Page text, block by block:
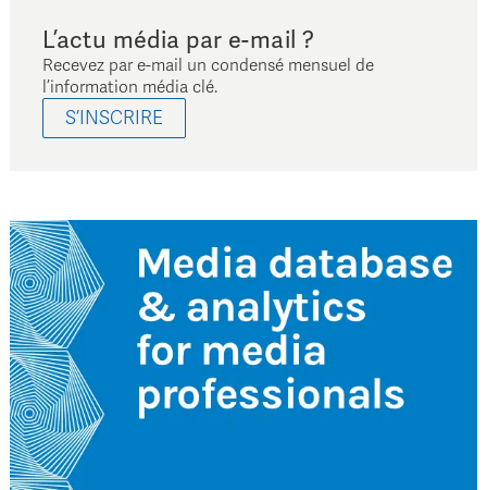
L’actu média par e-mail ?
Recevez par e-mail un condensé mensuel de
l’information média clé.
S’INSCRIRE